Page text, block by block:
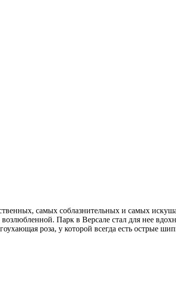
самых соблазнительных и самых
Парк в Версале стал для нее
роза, у которой всегда есть острые